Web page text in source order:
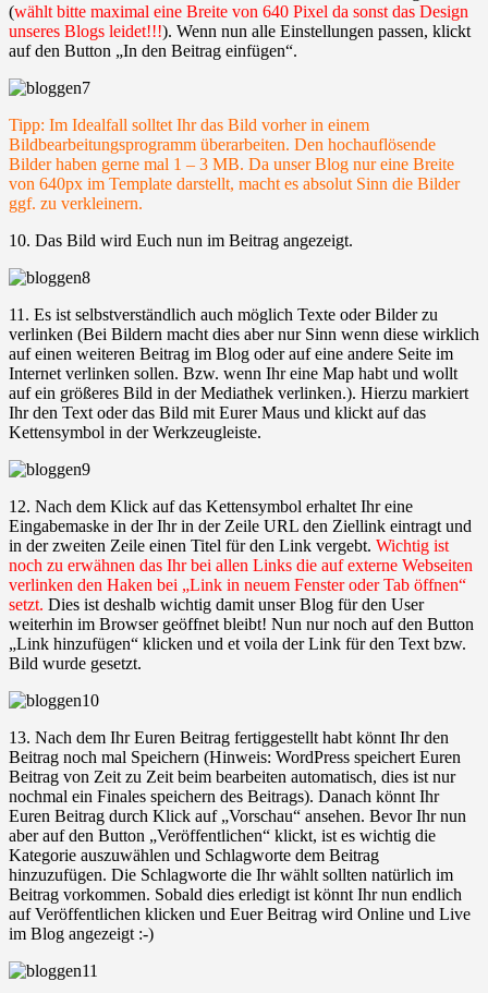
(wählt bitte maximal eine Breite von 640 Pixel da sonst das Design
unseres Blogs leidet!!!). Wenn nun alle Einstellungen passen, klickt
auf den Button „In den Beitrag einfügen“.
Tipp: Im Idealfall solltet Ihr das Bild vorher in einem
Bildbearbeitungsprogramm überarbeiten. Den hochauflösende
Bilder haben gerne mal 1 – 3 MB. Da unser Blog nur eine Breite
von 640px im Template darstellt, macht es absolut Sinn die Bilder
ggf. zu verkleinern.
10. Das Bild wird Euch nun im Beitrag angezeigt.
11. Es ist selbstverständlich auch möglich Texte oder Bilder zu
verlinken (Bei Bildern macht dies aber nur Sinn wenn diese wirklich
auf einen weiteren Beitrag im Blog oder auf eine andere Seite im
Internet verlinken sollen. Bzw. wenn Ihr eine Map habt und wollt
auf ein größeres Bild in der Mediathek verlinken.). Hierzu markiert
Ihr den Text oder das Bild mit Eurer Maus und klickt auf das
Kettensymbol in der Werkzeugleiste.
12. Nach dem Klick auf das Kettensymbol erhaltet Ihr eine
Eingabemaske in der Ihr in der Zeile URL den Ziellink eintragt und
in der zweiten Zeile einen Titel für den Link vergebt. Wichtig ist
noch zu erwähnen das Ihr bei allen Links die auf externe Webseiten
verlinken den Haken bei „Link in neuem Fenster oder Tab öffnen“
setzt. Dies ist deshalb wichtig damit unser Blog für den User
weiterhin im Browser geöffnet bleibt! Nun nur noch auf den Button
„Link hinzufügen“ klicken und et voila der Link für den Text bzw.
Bild wurde gesetzt.
13. Nach dem Ihr Euren Beitrag fertiggestellt habt könnt Ihr den
Beitrag noch mal Speichern (Hinweis: WordPress speichert Euren
Beitrag von Zeit zu Zeit beim bearbeiten automatisch, dies ist nur
nochmal ein Finales speichern des Beitrags). Danach könnt Ihr
Euren Beitrag durch Klick auf „Vorschau“ ansehen. Bevor Ihr nun
aber auf den Button „Veröffentlichen“ klickt, ist es wichtig die
Kategorie auszuwählen und Schlagworte dem Beitrag
hinzuzufügen. Die Schlagworte die Ihr wählt sollten natürlich im
Beitrag vorkommen. Sobald dies erledigt ist könnt Ihr nun endlich
auf Veröffentlichen klicken und Euer Beitrag wird Online und Live
im Blog angezeigt :-)